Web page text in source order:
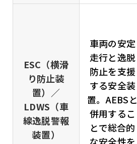
ESC（横滑
り防止装
置）／
LDWS（車
線逸脱警報
装置）
車両の安定
走行と逸脱
防止を支援
する安全装
置。AEBSと
併用するこ
とで総合的